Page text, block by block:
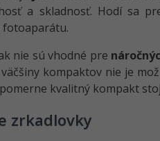
a skladnosť. Hodí sa
fotoaparátu.
nie sú vhodné pre
kompaktov nie je
kvalitný kompakt
zrkadlovky